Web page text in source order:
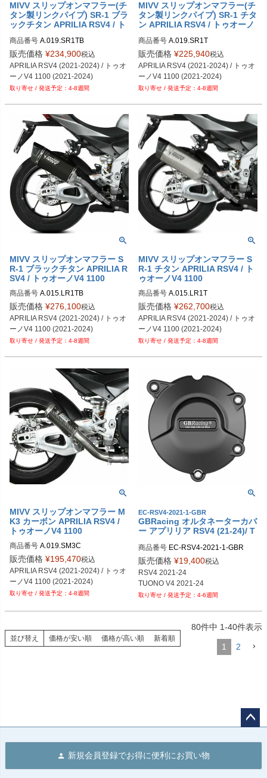
MIVV スリップオンマフラー(チ
タン製リンクパイプ) SR-1 ブラ
ックチタン APRILIA RSV4 / ト
商品番号 A.019.SR1TB
販売価格 ¥234,900税込
APRILIA RSV4 (2021-2024) / トゥオ
ーノV4 1100 (2021-2024)
4-8週間
MIVV スリップオンマフラー(チ
タン製リンクパイプ) SR-1 チタ
ン APRILIA RSV4 / トゥオーノ
商品番号 A.019.SR1T
販売価格 ¥225,940税込
APRILIA RSV4 (2021-2024) / トゥオ
ーノV4 1100 (2021-2024)
4-8週間
MIVV スリップオンマフラー S
R-1 ブラックチタン APRILIA R
SV4 / トゥオーノV4 1100
商品番号 A.015.LR1TB
販売価格 ¥276,100税込
APRILIA RSV4 (2021-2024) / トゥオ
ーノV4 1100 (2021-2024)
4-8週間
MIVV スリップオンマフラー S
R-1 チタン APRILIA RSV4 / ト
ゥオーノV4 1100
商品番号 A.015.LR1T
販売価格 ¥262,700税込
APRILIA RSV4 (2021-2024) / トゥオ
ーノV4 1100 (2021-2024)
4-8週間
MIVV スリップオンマフラー M
K3 カーボン APRILIA RSV4 /
トゥオーノV4 1100
商品番号 A.019.SM3C
販売価格 ¥195,470税込
APRILIA RSV4 (2021-2024) / トゥオ
ーノV4 1100 (2021-2024)
4-8週間
EC-RSV4-2021-1-GBR
GBRacing オルタネーターカバ
ー アプリリア RSV4 (21-24)/ T
商品番号 EC-RSV4-2021-1-GBR
gbr_EC-RSV4-2021-1-GBR
販売価格 ¥19,400税込
RSV4 2021-24
TUONO V4 2021-24
4-6週間
並び替え 価格が安い順 価格が高い順 新着順
80件中 1-40件表示
1 2
へ
新規会員登録でお得に便利にお買い物